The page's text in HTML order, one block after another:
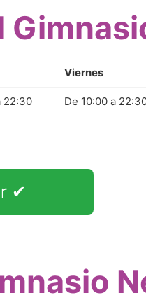
Viernes
22:30 De 10:00 a
✔